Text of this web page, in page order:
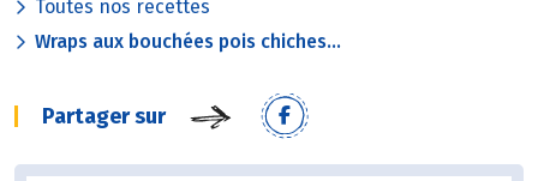
Toutes nos recettes
Wraps aux bouchées pois chiches...
Partager sur